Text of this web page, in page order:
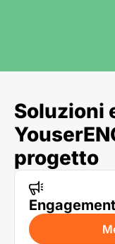
Soluzioni
progetto
Engagement